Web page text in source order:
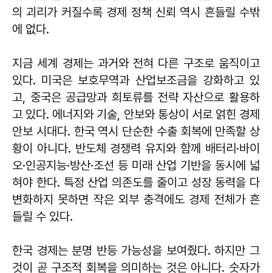
의 괴리가 커질수록 경제 정책 신뢰 역시 흔들릴 수밖
에 없다.
지금 세계 경제는 과거와 전혀 다른 구조로 움직이고
있다. 미국은 보호무역과 산업보조금을 강화하고 있
고, 중국은 공급망과 희토류를 전략 자산으로 활용하
고 있다. 에너지와 기술, 안보와 통상이 서로 얽힌 경제
안보 시대다. 한국 역시 단순한 수출 회복에 만족할 상
황이 아니다. 반도체 경쟁력 유지와 함께 배터리·바이
오·인공지능·방산·조선 등 미래 산업 기반을 동시에 넓
혀야 한다. 특정 산업 의존도를 줄이고 성장 동력을 다
변화하지 못하면 작은 외부 충격에도 경제 전체가 흔
들릴 수 있다.
한국 경제는 분명 반등 가능성을 보여줬다. 하지만 그
것이 곧 구조적 회복을 의미하는 것은 아니다. 숫자가